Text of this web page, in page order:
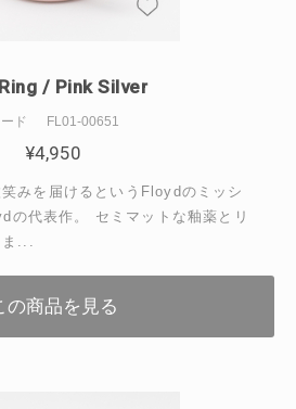
/ Pink Silver
ド FL01-00651
¥4,950
みを届けるというFloydのミッシ
の代表作。 セミマットな釉薬とリ
ま...
の商品を見る